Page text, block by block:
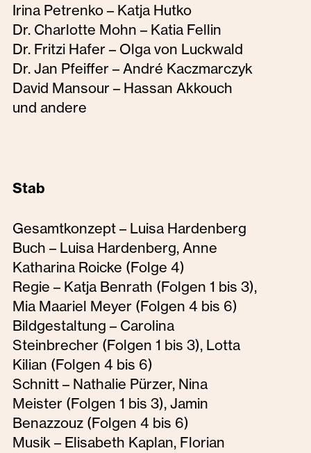
Irina Petrenko – Katja Hutko
Dr. Charlotte Mohn – Katia Fellin
Dr. Fritzi Hafer – Olga von Luckwald
Dr. Jan Pfeiffer – André Kaczmarczyk
David Mansour – Hassan Akkouch
und andere
Stab
Gesamtkonzept – Luisa Hardenberg
Buch – Luisa Hardenberg, Anne
Katharina Roicke (Folge 4)
Regie – Katja Benrath (Folgen 1 bis 3),
Mia Maariel Meyer (Folgen 4 bis 6)
Bildgestaltung – Carolina
Steinbrecher (Folgen 1 bis 3), Lotta
Kilian (Folgen 4 bis 6)
Schnitt – Nathalie Pürzer, Nina
Meister (Folgen 1 bis 3), Jamin
Benazzouz (Folgen 4 bis 6)
Musik – Elisabeth Kaplan, Florian